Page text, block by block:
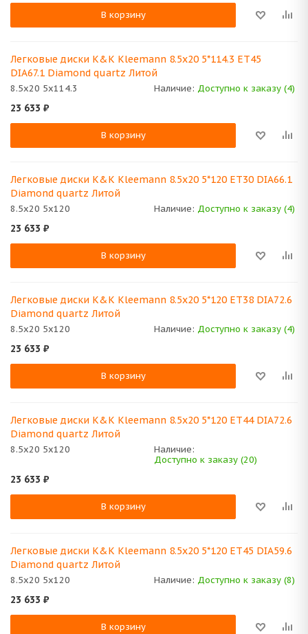
В корзину
Легковые диски K&K Kleemann 8.5x20 5*114.3 ET45
DIA67.1 Diamond quartz Литой
8.5x20 5x114.3 Наличие: Доступно к заказу (4)
23 633 ₽
В корзину
Легковые диски K&K Kleemann 8.5x20 5*120 ET30 DIA66.1
Diamond quartz Литой
8.5x20 5x120 Наличие: Доступно к заказу (4)
23 633 ₽
В корзину
Легковые диски K&K Kleemann 8.5x20 5*120 ET38 DIA72.6
Diamond quartz Литой
8.5x20 5x120 Наличие: Доступно к заказу (4)
23 633 ₽
В корзину
Легковые диски K&K Kleemann 8.5x20 5*120 ET44 DIA72.6
Diamond quartz Литой
8.5x20 5x120
Наличие:
Доступно к заказу (20)
23 633 ₽
В корзину
Легковые диски K&K Kleemann 8.5x20 5*120 ET45 DIA59.6
Diamond quartz Литой
8.5x20 5x120 Наличие: Доступно к заказу (8)
23 633 ₽
В корзину